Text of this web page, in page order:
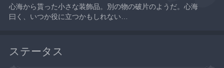
心海から貰った小さな装飾品。別の物の破片のようだ。心海
曰く、いつか役に立つかもしれない…
ステータス